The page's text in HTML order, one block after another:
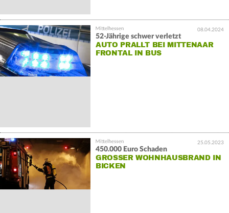
08.04.2024
52-Jährige schwer verletzt
AUTO PRALLT BEI MITTENAAR
FRONTAL IN BUS
25.05.2023
450.000 Euro Schaden
GROSSER WOHNHAUSBRAND IN B
ICKEN